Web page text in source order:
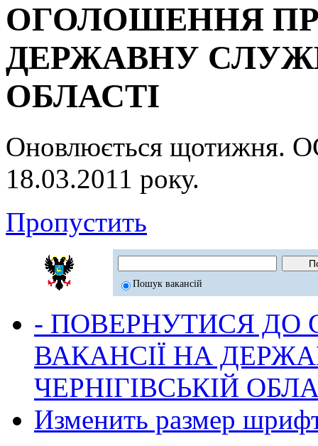
ОГОЛОШЕННЯ
ДЕРЖАВНУ
ОБЛАСТІ
Оновлюється
18.03.2011 року.
Пропустить
Пошук вакансій
- ПОВЕРНУТИСЯ ДО
ВАКАНСІЇ НА
ЧЕРНІГІВСЬКІЙ
Изменить размер